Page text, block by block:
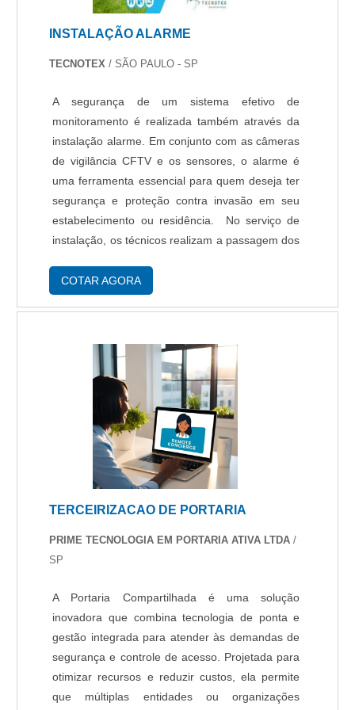
equipamentos modernos, que se ajustam a sua
necessidade. A Protelt é uma empresa que tem
pela idoneidade em tudo que faz, comprovando
sua essência de trazer o melhor aos clientes no
mercado..
INSTALAÇÃO ALARME
TECNOTEX / SÃO PAULO - SP
A segurança de um sistema efetivo de
monitoramento é realizada também através da
instalação alarme. Em conjunto com as câmeras
de vigilância CFTV e os sensores, o alarme é
uma ferramenta essencial para quem deseja ter
segurança e proteção contra invasão em seu
estabelecimento ou residência. No serviço de
instalação, os técnicos realizam a passagem dos
alarme com a central de monitoramento e a
COTAR AGORA
TERCEIRIZACAO DE PORTARIA
PRIME TECNOLOGIA EM PORTARIA ATIVA LTDA /
SP
A Portaria Compartilhada é uma solução
inovadora que combina tecnologia de ponta e
gestão integrada para atender às demandas de
segurança e controle de acesso. Projetada para
otimizar recursos e reduzir custos, ela permite
que múltiplas entidades ou organizações